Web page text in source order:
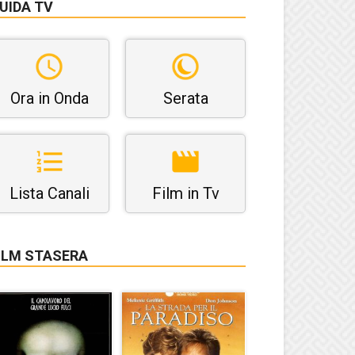
TV
Ora in Onda Serata
Lista Canali Film in Tv
STASERA